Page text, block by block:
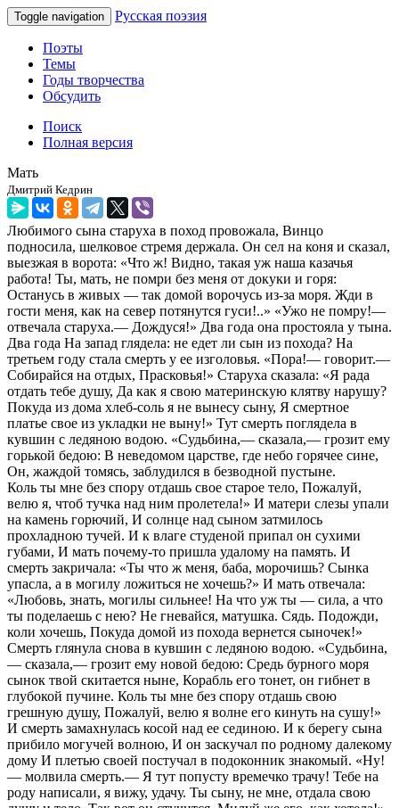
Toggle navigation Русская поэзия
Поэты
Темы
Годы творчества
Обсудить
Поиск
Полная версия
Мать
Дмитрий Кедрин
Любимого сына старуха в поход провожала, Винцо
подносила, шелковое стремя держала. Он сел на коня и сказал,
выезжая в ворота: «Что ж! Видно, такая уж наша казачья
работа! Ты, мать, не помри без меня от докуки и горя:
Останусь в живых — так домой ворочусь из-за моря. Жди в
гости меня, как на север потянутся гуси!..» «Ужо не помру!—
отвечала старуха.— Дождуся!» Два года она простояла у тына.
Два года На запад глядела: не едет ли сын из похода? На
третьем году стала смерть у ее изголовья. «Пора!— говорит.—
Собирайся на отдых, Прасковья!» Старуха сказала: «Я рада
отдать тебе душу, Да как я свою материнскую клятву нарушу?
Покуда из дома хлеб-соль я не вынесу сыну, Я смертное
платье свое из укладки не выну!» Тут смерть поглядела в
кувшин с ледяною водою. «Судьбина,— сказала,— грозит ему
горькой бедою: В неведомом царстве, где небо горячее сине,
Он, жаждой томясь, заблудился в безводной пустыне.
Коль ты мне без спору отдашь свое старое тело, Пожалуй,
велю я, чтоб тучка над ним пролетела!» И матери слезы упали
на камень горючий, И солнце над сыном затмилось
прохладною тучей. И к влаге студеной припал он сухими
губами, И мать почему-то пришла удалому на память. И
смерть закричала: «Ты что ж меня, баба, морочишь? Сынка
упасла, а в могилу ложиться не хочешь?» И мать отвечала:
«Любовь, знать, могилы сильнее! На что уж ты — сила, а что
ты поделаешь с нею? Не гневайся, матушка. Сядь. Подожди,
коли хочешь, Покуда домой из похода вернется сыночек!»
Смерть глянула снова в кувшин с ледяною водою. «Судьбина,
— сказала,— грозит ему новой бедою: Средь бурного моря
сынок твой скитается ныне, Корабль его тонет, он гибнет в
глубокой пучине. Коль ты мне без спору отдашь свою
грешную душу, Пожалуй, велю я волне его кинуть на сушу!»
И смерть замахнулась косой над ее сединою. И к берегу сына
прибило могучей волною, И он заскучал по родному далекому
дому И плетью своей постучал в подоконник знакомый. «Ну!
— молвила смерть.— Я тут попусту времечко трачу! Тебе на
роду написали, я вижу, удачу. Ты сыну, не мне, отдала свою